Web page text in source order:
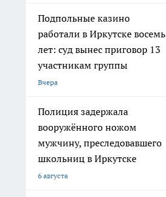
Подпольные казино
работали в Иркутске восемь
лет: суд вынес приговор 13
участникам группы
Вчера
Полиция задержала
вооружённого ножом
мужчину, преследовавшего
школьниц в Иркутске
6 августа